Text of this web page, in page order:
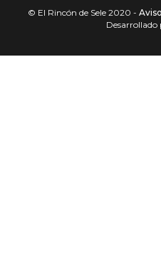
© El Rincón de Sele 2020 -
Desarrollado